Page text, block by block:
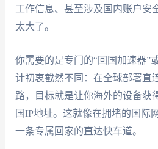
工作信息、甚至涉及国内账户安
太大了。
你需要的是专门的“回国加速器”
计初衷截然不同：在全球部署直
路，目标就是让你海外的设备获
国IP地址。这就像在拥堵的国际
一条专属回家的直达快车道。